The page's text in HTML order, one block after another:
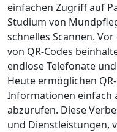
einfachen Zugriff auf
Studium von
schnelles Scannen.
von QR-Codes
endlose Telefonate
Heute ermöglichen
Informationen einfach
abzurufen. Diese
und Dienstleistungen,